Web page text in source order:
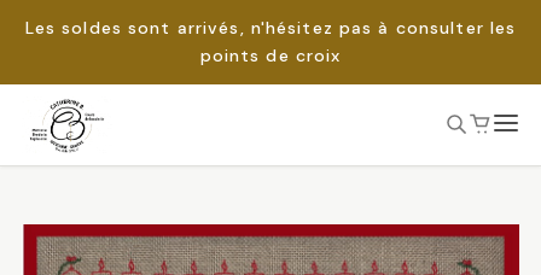
Les soldes sont arrivés, n'hésitez pas à consulter les
points de croix
Passer